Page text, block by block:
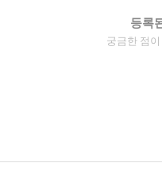
등록
궁금한 점